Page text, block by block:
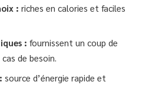
: riches en calories et faciles
: fournissent un coup de
de besoin.
source d’énergie rapide et